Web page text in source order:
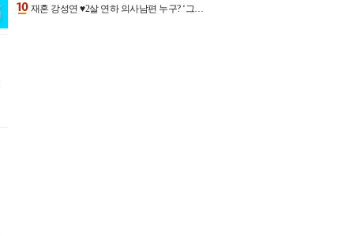
재혼 강성연 ♥2살 연하 의사남편 누구? ‘그알’ 자문의에 훈남 비주얼 초엘리트 스펙 [종합]